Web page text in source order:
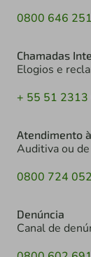
0800 646
Chamadas
Elogios e
+ 55 51
Atendimento
Auditiva ou
0800 724
Denúncia
Canal de